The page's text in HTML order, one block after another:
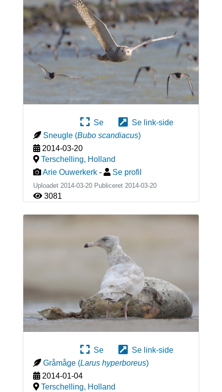
Se
Se link-side
Sneugle (Bubo scandiacus)
2014-03-20
Terschelling, Holland
Arie Ouwerkerk - Se profil
Uploadet 2014-03-20 Publiceret 2014-03-20
3081
Se
Se link-side
Gråmåge (Larus hyperboreus)
2014-01-04
Terschelling, Holland